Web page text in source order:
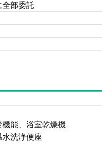
全部委託
機能、浴室乾燥機
水洗浄便座